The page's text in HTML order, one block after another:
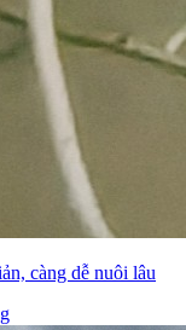
càng dễ nuôi lâu